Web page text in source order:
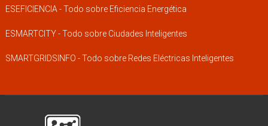
ESEFICIENCIA - Todo sobre Eficiencia Energética
ESMARTCITY - Todo sobre Ciudades Inteligentes
SMARTGRIDSINFO - Todo sobre Redes Eléctricas Inteligentes